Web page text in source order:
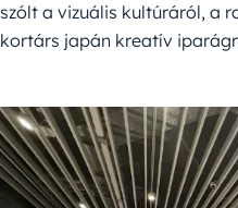
szólt a vizuális kultúráról, a
kortárs japán kreatív